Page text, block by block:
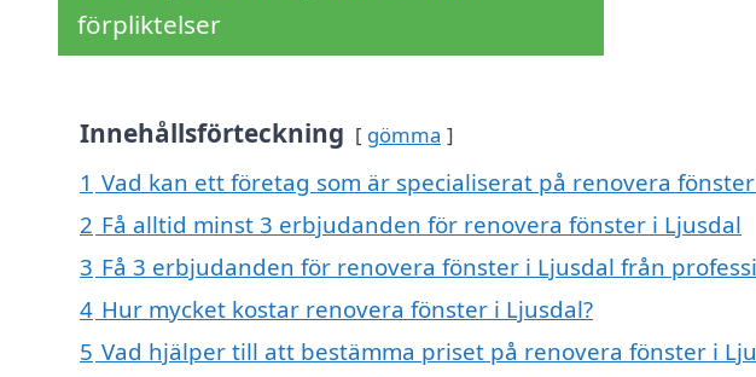
förpliktelser
Innehållsförteckning gömma
1 Vad kan ett företag som är specialiserat på renovera
2 Få alltid minst 3 erbjudanden för renovera fönster i Ljusdal
3 Få 3 erbjudanden för renovera fönster i Ljusdal från
4 Hur mycket kostar renovera fönster i Ljusdal?
5 Vad hjälper till att bestämma priset på renovera fönster i